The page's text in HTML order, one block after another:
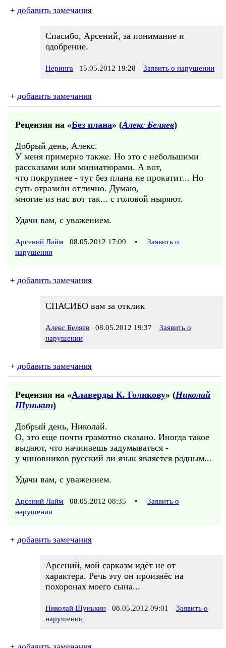
+ добавить замечания
Спасибо, Арсений, за понимание и
одобрение.
Неринга 15.05.2012 19:28 Заявить о нарушении
+ добавить замечания
Рецензия на «Без плана» (Алекс Беляев)
Добрый день, Алекс.
У меня примерно также. Но это с небольшими
рассказами или миниатюрами. А вот,
что покрупнее - тут без плана не прокатит... Но
суть отразили отлично. Думаю,
многие из нас вот так... с головой ныряют.
Удачи вам, с уважением.
Арсений Лайм 08.05.2012 17:09 •
Заявить о
нарушении
+ добавить замечания
СПАСИБО вам за отклик
Алекс Беляев 08.05.2012 19:37
Заявить о
нарушении
+ добавить замечания
Рецензия на «Алаверды К. Голикову» (Николай
Шунькин)
Добрый день, Николай.
О, это еще почти грамотно сказано. Иногда такое
выдают, что начинаешь задумываться -
у чиновников русский ли язык является родным...
Удачи вам, с уважением.
Арсений Лайм 08.05.2012 08:35 •
Заявить о
нарушении
+ добавить замечания
Арсений, мой сарказм идёт не от
характера. Речь эту он произнёс на
похоронах моего сына...
Николай Шунькин 08.05.2012 09:01
Заявить о
нарушении